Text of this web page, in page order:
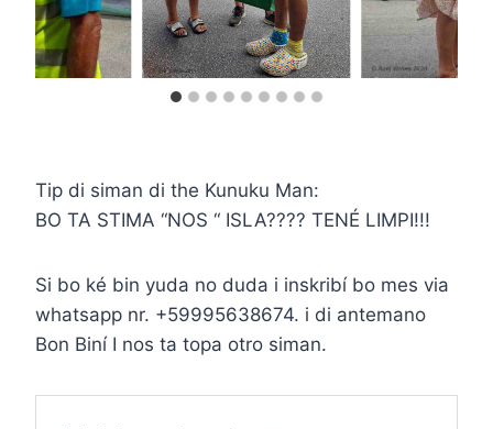
Tip di siman di the Kunuku Man:
BO TA STIMA “NOS “ ISLA???? TENÉ LIMPI!!!
Si bo ké bin yuda no duda i inskribí bo mes via
whatsapp nr. +59995638674. i di antemano
Bon Biní I nos ta topa otro siman.